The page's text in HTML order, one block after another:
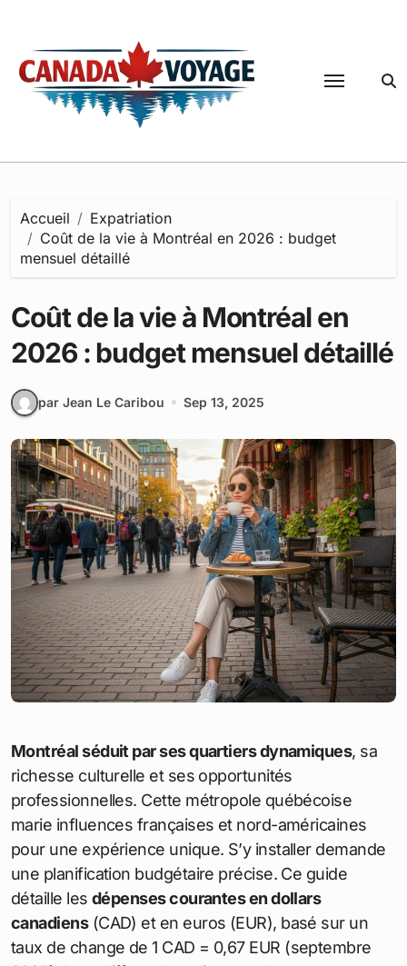
contenu
Accueil
Expatriation
Coût de la vie à Montréal en 2026 : budget
mensuel détaillé
Coût de la vie à Montréal en
2026 : budget mensuel détaillé
par Jean Le Caribou Sep 13, 2025